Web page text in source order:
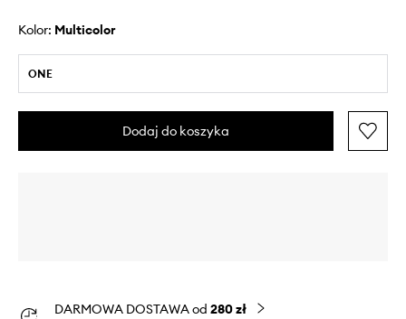
Kolor: multicolor
ONE
Dodaj do koszyka
DARMOWA DOSTAWA od 280 zł